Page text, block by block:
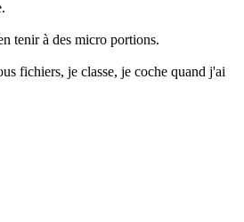
tenir à des micro portions.
fichiers, je classe, je coche quand j'ai